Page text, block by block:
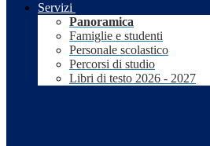
Servizi
Panoramica
Famiglie e studenti
Personale scolastico
Percorsi di studio
Libri di testo 2026 - 2027